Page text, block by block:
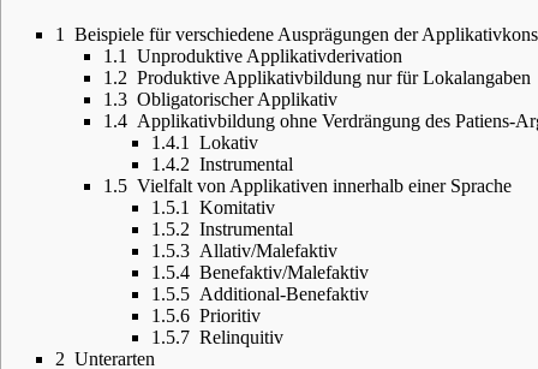
1
Beispiele für verschiedene Ausprägungen der
1.1
Unproduktive Applikativderivation
1.2 Produktive Applikativbildung nur für Lokalangaben
1.3 Obligatorischer Applikativ
1.4 Applikativbildung ohne Verdrängung des Patiens-
1.4.1
Lokativ
1.4.2 Instrumental
1.5 Vielfalt von Applikativen innerhalb einer Sprache
1.5.1
Komitativ
1.5.2 Instrumental
1.5.3 Allativ/Malefaktiv
1.5.4 Benefaktiv/Malefaktiv
1.5.5 Additional-Benefaktiv
1.5.6 Prioritiv
1.5.7 Relinquitiv
2 Unterarten